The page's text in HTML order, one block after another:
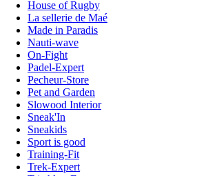
House of Rugby
La sellerie de Maé
Made in Paradis
Nauti-wave
On-Fight
Padel-Expert
Pecheur-Store
Pet and Garden
Slowood Interior
Sneak'In
Sneakids
Sport is good
Training-Fit
Trek-Expert